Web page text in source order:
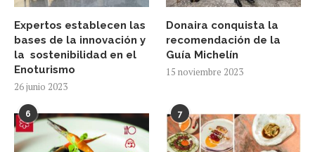
Expertos establecen las
bases de la innovación y
la sostenibilidad en el
Enoturismo
26 junio 2023
Donaira conquista la
recomendación de la
Guía Michelín
15 noviembre 2023
6 7